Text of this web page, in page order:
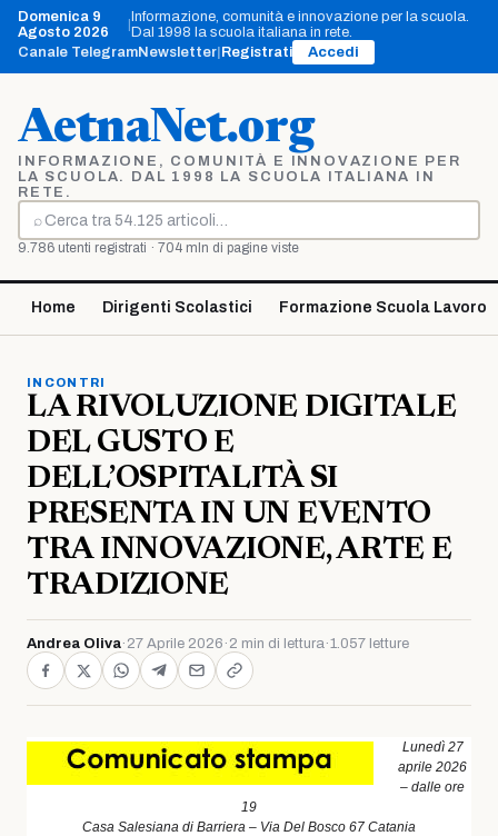
Vai
contenuto
Domenica 9
Agosto 2026
|Informazione, comunità e innovazione per la scuola.
Dal 1998 la scuola italiana in rete.
Canale TelegramNewsletter Registrati Accedi
AetnaNet.org
INFORMAZIONE, COMUNITÀ E INNOVAZIONE PER
LA SCUOLA. DAL 1998 LA SCUOLA ITALIANA IN
RETE.
⌕
Cerca
9.786 utenti registrati · 704 mln di pagine viste
Home Dirigenti Scolastici Formazione Scuola Lavoro
INCONTRI
LA RIVOLUZIONE DIGITALE
DEL GUSTO E
DELL’OSPITALITÀ SI
PRESENTA IN UN EVENTO
TRA INNOVAZIONE, ARTE E
TRADIZIONE
Andrea Oliva· 27 Aprile 2026 · 2 min di lettura·1.057 letture
Lunedì 27
aprile 2026
– dalle ore
19
Casa Salesiana di Barriera – Via Del Bosco 67 Catania